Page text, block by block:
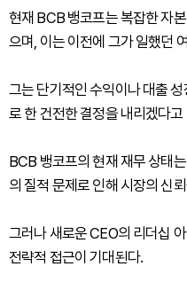
현재 BCB 뱅코프는 복잡한 자
으며, 이는 이전에 그가 일했던
그는 단기적인 수익이나 대출
로 한 건전한 결정을 내리겠다고
BCB 뱅코프의 현재 재무 상태
의 질적 문제로 인해 시장의 신
그러나 새로운 CEO의 리더십
전략적 접근이 기대된다.